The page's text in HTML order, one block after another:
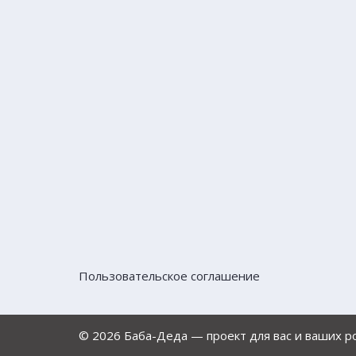
Пользовательское соглашение
© 2026 Баба-Деда — проект для вас и ваших